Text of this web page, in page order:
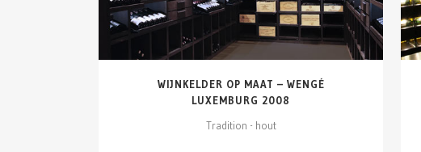
WIJNKELDER OP MAAT – WENGÉ
LUXEMBURG 2008
Tradition - hout